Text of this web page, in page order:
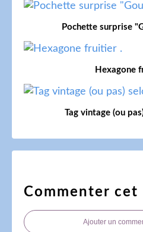
Pochette surprise
Hexagone
Tag vintage (ou
Commenter
Ajouter un